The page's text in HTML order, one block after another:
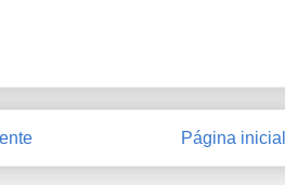
Página inicial